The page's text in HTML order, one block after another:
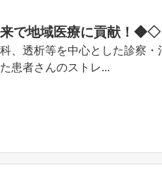
で地域医療に貢献！◆◇
、透析等を中心とした診察・
患者さんのストレ...